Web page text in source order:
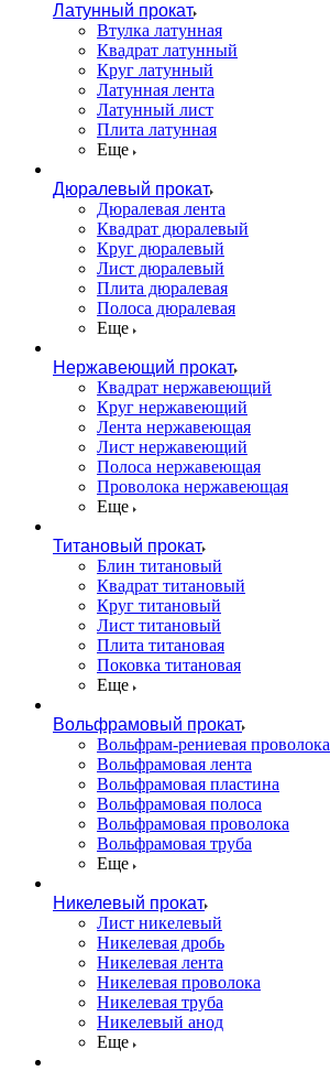
Латунный прокат
Втулка латунная
Квадрат латунный
Круг латунный
Латунная лента
Латунный лист
Плита латунная
Еще
Дюралевый прокат
Дюралевая лента
Квадрат дюралевый
Круг дюралевый
Лист дюралевый
Плита дюралевая
Полоса дюралевая
Еще
Нержавеющий прокат
Квадрат нержавеющий
Круг нержавеющий
Лента нержавеющая
Лист нержавеющий
Полоса нержавеющая
Проволока нержавеющая
Еще
Титановый прокат
Блин титановый
Квадрат титановый
Круг титановый
Лист титановый
Плита титановая
Поковка титановая
Еще
Вольфрамовый прокат
Вольфрам-рениевая проволока
Вольфрамовая лента
Вольфрамовая пластина
Вольфрамовая полоса
Вольфрамовая проволока
Вольфрамовая труба
Еще
Никелевый прокат
Лист никелевый
Никелевая дробь
Никелевая лента
Никелевая проволока
Никелевая труба
Никелевый анод
Еще